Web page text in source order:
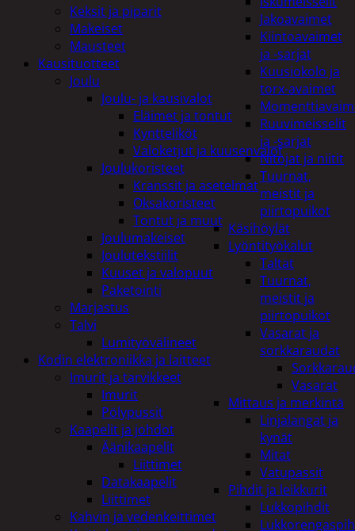
Jakoavaimet
Kiintoavaimet
ja -sarjat
Kuusiokolo ja
torx-avaimet
Ruuvimeisselit
ja -sarjat
Nitojat ja niitit
Tuurnat,
meistit ja
piirtopuikot
Käsihöylät
Lyöntityökalut
Taltat
Tuurnat,
meistit ja
piirtopuikot
Vasarat ja
sorkkaraudat
Vasarat
Mittaus ja merkintä
Linjalangat ja
kynät
Mitat
Vatupassit
Pihdit ja leikkurit
Lukkopihdit
Keksit ja piparit
Makeiset
Mausteet
Kausituotteet
Joulu
Joulu- ja kausivalot
Eläimet ja tontut
Kyntteliköt
Valoketjut ja kuusenvalot
Joulukoristeet
Kranssit ja asetelmat
Oksakoristeet
Tontut ja muut
Joulumakeiset
Joulutekstiilit
Kuuset ja valopuut
Paketointi
Marjastus
Talvi
Lumityövälineet
Kodin elektroniikka ja laitteet
Imurit ja tarvikkeet
Imurit
Pölypussit
Kaapelit ja johdot
Äänikaapelit
Liittimet
Datakaapelit
Liittimet
Kahvin ja vedenkeittimet